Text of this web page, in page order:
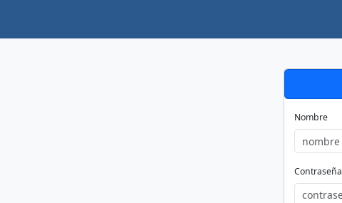
Nombre
Contraseña